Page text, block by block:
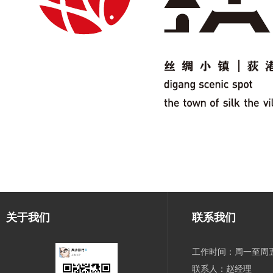
关于我们 联系我们
工作时间：周一至
联系人：赵经理